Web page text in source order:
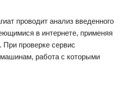
проводит анализ введенного
в интернете, применяя
проверке сервис
работа с которыми